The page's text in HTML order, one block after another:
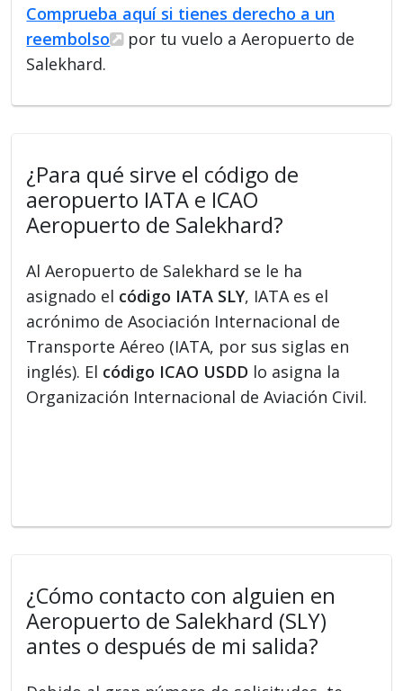
Comprueba aquí si tienes derecho a un
reembolso
por tu vuelo a Aeropuerto de
Salekhard.
¿Para qué sirve el código de
aeropuerto IATA e ICAO
Aeropuerto de Salekhard?
Al Aeropuerto de Salekhard se le ha
asignado el código IATA SLY, IATA es el
acrónimo de Asociación Internacional de
Transporte Aéreo (IATA, por sus siglas en
inglés). El código ICAO USDD lo asigna la
Organización Internacional de Aviación Civil.
¿Cómo contacto con alguien en
Aeropuerto de Salekhard (SLY)
antes o después de mi salida?